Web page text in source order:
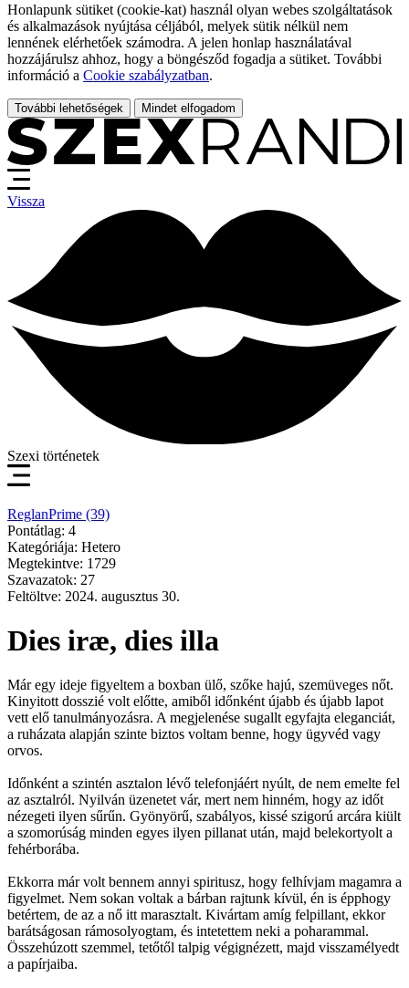
Honlapunk sütiket (cookie-kat) használ olyan webes szolgáltatások
és alkalmazások nyújtása céljából, melyek sütik nélkül nem
lennének elérhetőek számodra. A jelen honlap használatával
hozzájárulsz ahhoz, hogy a böngésződ fogadja a sütiket. További
információ a Cookie szabályzatban.
További lehetőségek Mindet elfogadom
Vissza
Szexi történetek
ReglanPrime (39)
Pontátlag: 4
Kategóriája: Hetero
Megtekintve: 1729
Szavazatok: 27
Feltöltve: 2024. augusztus 30.
Dies iræ, dies illa
Már egy ideje figyeltem a boxban ülő, szőke hajú, szemüveges nőt.
Kinyitott dosszié volt előtte, amiből időnként újabb és újabb lapot
vett elő tanulmányozásra. A megjelenése sugallt egyfajta eleganciát,
a ruházata alapján szinte biztos voltam benne, hogy ügyvéd vagy
orvos.
Időnként a szintén asztalon lévő telefonjáért nyúlt, de nem emelte fel
az asztalról. Nyilván üzenetet vár, mert nem hinném, hogy az időt
nézegeti ilyen sűrűn. Gyönyörű, szabályos, kissé szigorú arcára kiült
a szomorúság minden egyes ilyen pillanat után, majd belekortyolt a
fehérborába.
Ekkorra már volt bennem annyi spiritusz, hogy felhívjam magamra a
figyelmet. Nem sokan voltak a bárban rajtunk kívül, én is épphogy
betértem, de az a nő itt marasztalt. Kivártam amíg felpillant, ekkor
barátságosan rámosolyogtam, és intetettem neki a poharammal.
Összehúzott szemmel, tetőtől talpig végignézett, majd visszamélyedt
a papírjaiba.